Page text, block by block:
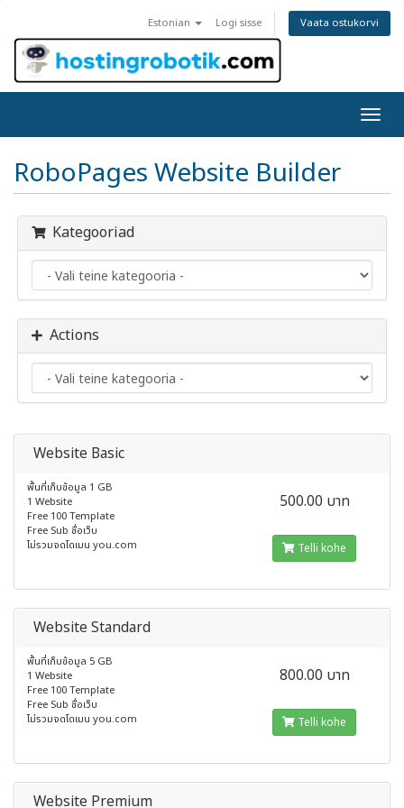
Estonian Logi sisse Vaata ostukorvi
RoboPages Website Builder
Kategooriad
Actions
Website Basic
พื้นที่เก็บข้อมูล 1 GB
1 Website
Free 100 Template
Free Sub ชื่อเว็บ
ไม่รวมจดโดเมน you.com
500.00 บาท
Telli kohe
Website Standard
พื้นที่เก็บข้อมูล 5 GB
1 Website
Free 100 Template
Free Sub ชื่อเว็บ
ไม่รวมจดโดเมน you.com
800.00 บาท
Telli kohe
Website Premium